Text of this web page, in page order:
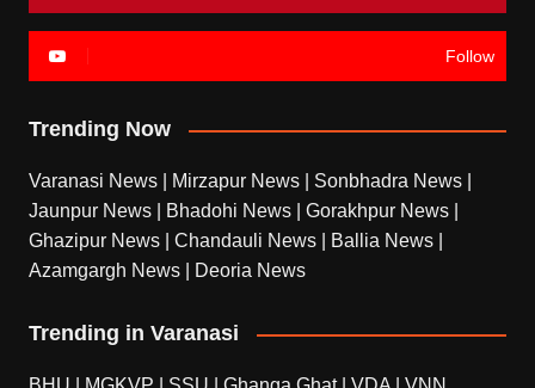
Follow
Trending Now
Varanasi News Mirzapur News Sonbhadra News
Jaunpur News
Bhadohi News Gorakhpur News
Ghazipur News
Chandauli News Ballia News
Azamgargh News
Deoria News
Trending in Varanasi